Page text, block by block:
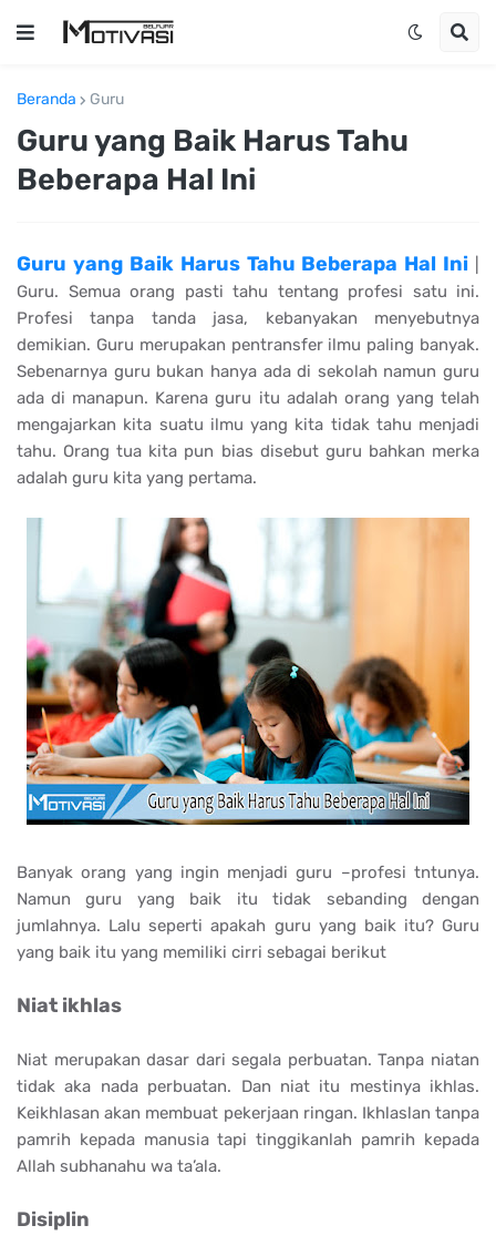
Beranda Guru
Guru yang Baik Harus Tahu
Beberapa Hal Ini
Guru yang Baik Harus Tahu Beberapa Hal Ini
Guru. Semua orang pasti tahu tentang profesi satu ini.
Profesi tanpa tanda jasa, kebanyakan menyebutnya
demikian. Guru merupakan pentransfer ilmu paling banyak.
Sebenarnya guru bukan hanya ada di sekolah namun guru
ada di manapun. Karena guru itu adalah orang yang telah
mengajarkan kita suatu ilmu yang kita tidak tahu menjadi
tahu. Orang tua kita pun bias disebut guru bahkan merka
adalah guru kita yang pertama.
Banyak orang yang ingin menjadi guru –profesi tntunya.
Namun guru yang baik itu tidak sebanding dengan
jumlahnya. Lalu seperti apakah guru yang baik itu? Guru
yang baik itu yang memiliki cirri sebagai berikut
Niat ikhlas
Niat merupakan dasar dari segala perbuatan. Tanpa niatan
tidak aka nada perbuatan. Dan niat itu mestinya ikhlas.
Keikhlasan akan membuat pekerjaan ringan. Ikhlaslan tanpa
pamrih kepada manusia tapi tinggikanlah pamrih kepada
Allah subhanahu wa ta’ala.
Disiplin